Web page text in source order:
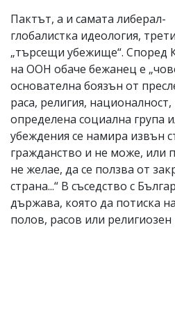
Пактът, а и самата либерал-
глобалистка идеология,
„търсещи убежище“. Според
на ООН обаче бежанец е
основателна боязън от
раса, религия,
определена социална група
убеждения се намира извън
гражданство и не може, или
не желае, да се ползва от
страна...“ В съседство с
държава, която да потиска
полов, расов или